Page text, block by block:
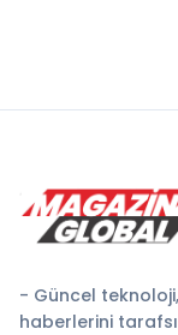
- Güncel
haberlerini